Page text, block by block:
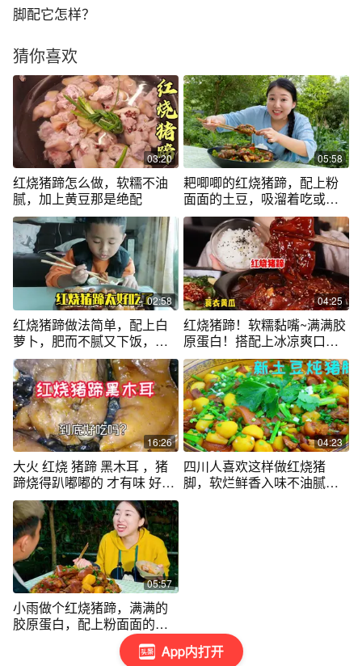
App内打开
脚配它怎样？
猜你喜欢
03:20
红烧猪蹄怎么做，软糯不油
腻，加上黄豆那是绝配
05:58
耙唧唧的红烧猪蹄，配上粉
面面的土豆，吸溜着吃或拌
饭吃都太棒了
02:58
红烧猪蹄做法简单，配上白
萝卜，肥而不腻又下饭，小
朋友超喜欢吃
04:25
红烧猪蹄！软糯黏嘴~满满胶
原蛋白！搭配上冰凉爽口的
蓑衣黄瓜
16:26
大火 红烧 猪蹄 黑木耳 ，猪
蹄烧得趴嘟嘟的 才有味 好啃
营养丰富
04:23
四川人喜欢这样做红烧猪
脚，软烂鲜香入味不油腻，
05:57
小雨做个红烧猪蹄，满满的
胶原蛋白，配上粉面面的土